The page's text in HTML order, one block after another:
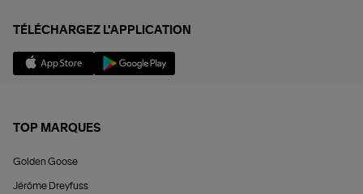
TÉLÉCHARGEZ L'APPLICATION
TOP MARQUES
Golden Goose
Jérôme Dreyfuss